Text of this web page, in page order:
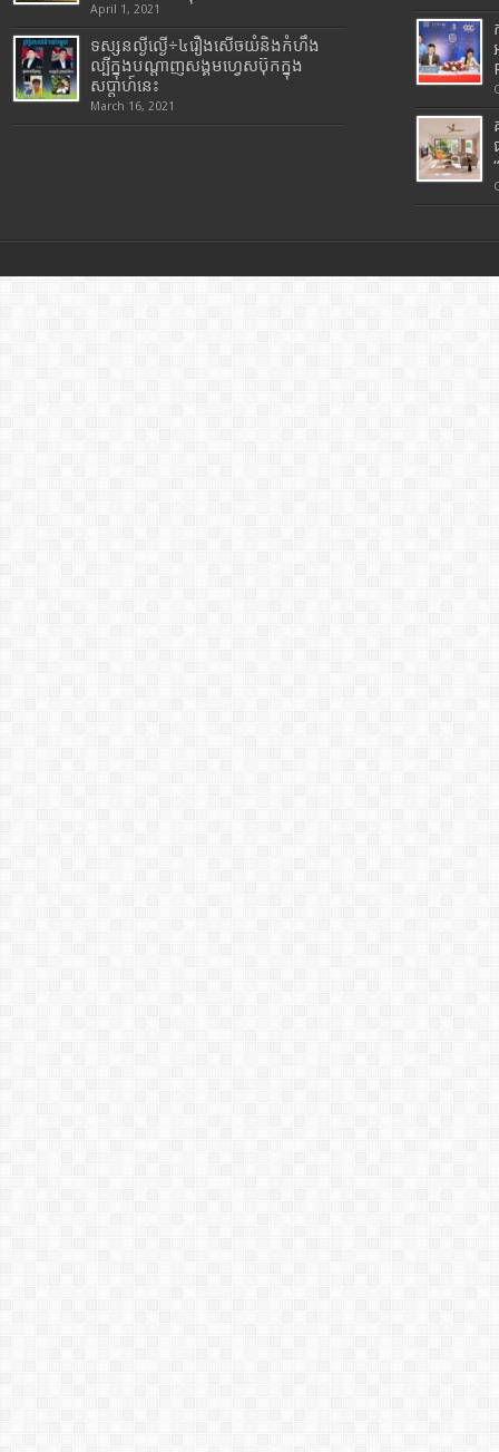
April 1, 2021
ទស្សនល្ងីល្ងើ÷៤រឿងសើចយំនិងកំហឹង
ល្បីក្នុងបណ្តាញសង្គមហ្វេសប៊ុកក្នុង
សប្តាហ៍នេះ
March 16, 2021